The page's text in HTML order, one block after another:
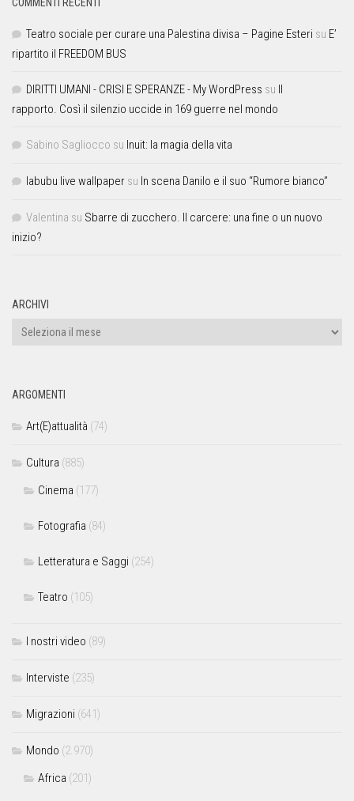
Teatro sociale per curare una Palestina divisa – Pagine Esteri su E’
ripartito il FREEDOM BUS
DIRITTI UMANI - CRISI E SPERANZE - My WordPress su Il
rapporto. Così il silenzio uccide in 169 guerre nel mondo
Sabino Sagliocco su Inuit: la magia della vita
labubu live wallpaper su In scena Danilo e il suo “Rumore bianco”
Valentina su Sbarre di zucchero. Il carcere: una fine o un nuovo
inizio?
ARCHIVI
ARGOMENTI
Art(E)attualità (74)
Cultura (885)
Cinema (177)
Fotografia (84)
Letteratura e Saggi (254)
Teatro (105)
I nostri video (89)
Interviste (235)
Migrazioni (641)
Mondo (2.970)
Africa (201)